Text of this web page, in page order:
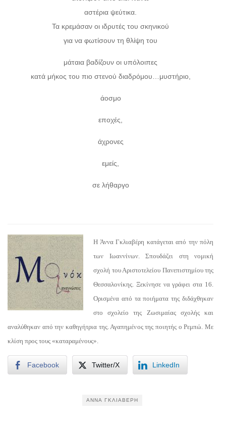
αστέρια ψεύτικα.
Τα κρεμάσαν οι ιδρυτές του σκηνικού
για να φωτίσουν τη θλίψη του
μάταια βαδίζουν οι υπόλοιπες
κατά μήκος του πιο στενού διαδρόμου…μυστήριο,
άοσμο
εποχές,
άχρονες
εμείς,
σε λήθαργο
Η Άννα Γκλιαβέρη κατάγεται από την πόλη
των Ιωαννίνων. Σπουδάζει στη νομική
σχολή του Αριστοτελείου Πανεπιστημίου της
Θεσσαλονίκης. Ξεκίνησε να γράφει στα 16.
Ορισμένα από τα ποιήματα της διδάχθηκαν
στο σχολείο της Ζωσιμαίας σχολής και
αναλύθηκαν από την καθηγήτρια της. Αγαπημένος της ποιητής ο Ρεμπώ. Με
κλίση προς τους «καταραμένους».
Facebook Twitter/X LinkedIn
ΆΝΝΑ ΓΚΛΙΑΒΈΡΗ